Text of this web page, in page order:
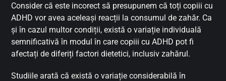
Consider că este incorect să presupunem că toți copiii cu
ADHD vor avea aceleași reacții la consumul de zahăr. Ca
și în cazul multor condiții, există o variație individuală
semnificativă în modul în care copiii cu ADHD pot fi
afectați de diferiți factori dietetici, inclusiv zahărul.
Studiile arată că există o variație considerabilă în